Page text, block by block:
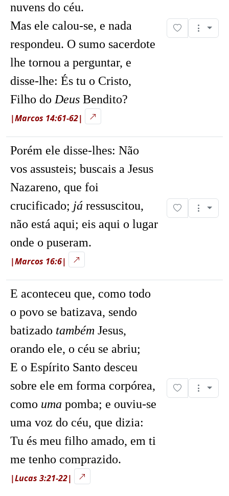
nuvens do céu.
Mas ele calou-se, e nada
respondeu. O sumo sacerdote
lhe tornou a perguntar, e
disse-lhe: És tu o Cristo,
Filho do Deus Bendito?
|Marcos 14:61-62|
Porém ele disse-lhes: Não
vos assusteis; buscais a Jesus
Nazareno, que foi
crucificado; já ressuscitou,
não está aqui; eis aqui o lugar
onde o puseram.
|Marcos 16:6|
E aconteceu que, como todo
o povo se batizava, sendo
batizado também Jesus,
orando ele, o céu se abriu;
E o Espírito Santo desceu
sobre ele em forma corpórea,
como uma pomba; e ouviu-se
uma voz do céu, que dizia:
Tu és meu filho amado, em ti
me tenho comprazido.
|Lucas 3:21-22|